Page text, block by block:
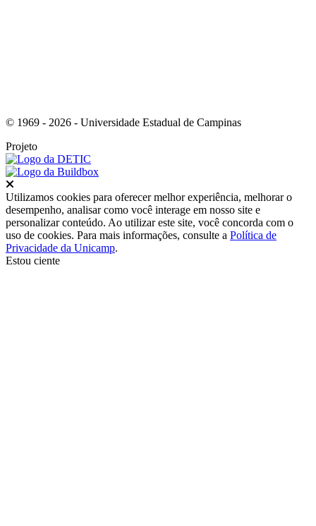
© 1969 - 2026 - Universidade Estadual de Campinas
Projeto
Utilizamos cookies para oferecer melhor experiência, melhorar o
desempenho, analisar como você interage em nosso site e
personalizar conteúdo. Ao utilizar este site, você concorda com o
uso de cookies. Para mais informações, consulte a Política de
Privacidade da Unicamp.
Estou ciente